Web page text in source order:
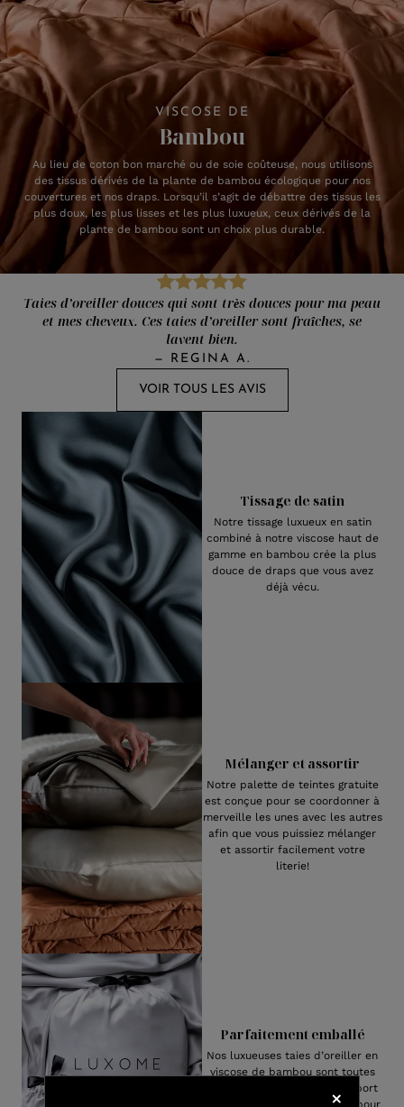
VISCOSE DE
Bambou
Au lieu de coton bon marché ou de soie coûteuse, nous utilisons
des tissus dérivés de la plante de bambou écologique pour nos
couvertures et nos draps. Lorsqu’il s’agit de débattre des tissus les
plus doux, les plus lisses et les plus luxueux, ceux dérivés de la
plante de bambou sont un choix plus durable.
Taies d’oreiller douces qui sont très douces pour ma peau
et mes cheveux. Ces taies d’oreiller sont fraîches, se
lavent bien.
— REGINA A.
VOIR TOUS LES AVIS
Tissage de satin
Notre tissage luxueux en satin
combiné à notre viscose haut de
gamme en bambou crée la plus
douce de draps que vous avez
déjà vécu.
Mélanger et assortir
Notre palette de teintes gratuite
est conçue pour se coordonner à
merveille les unes avec les autres
afin que vous puissiez mélanger
et assortir facilement votre
literie!
Parfaitement emballé
Nos luxueuses taies d’oreiller en
viscose de bambou sont toutes
livrées avec un sac de transport
en tissu qui peut être utilisé pour